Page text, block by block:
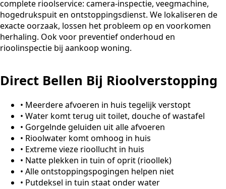
complete rioolservice: camera-inspectie, veegmachine,
hogedrukspuit en ontstoppingsdienst. We lokaliseren de
exacte oorzaak, lossen het probleem op en voorkomen
herhaling. Ook voor preventief onderhoud en
rioolinspectie bij aankoop woning.
Direct Bellen Bij Rioolverstopping
• Meerdere afvoeren in huis tegelijk verstopt
• Water komt terug uit toilet, douche of wastafel
• Gorgelnde geluiden uit alle afvoeren
• Rioolwater komt omhoog in huis
• Extreme vieze rioollucht in huis
• Natte plekken in tuin of oprit (rioollek)
• Alle ontstoppingspogingen helpen niet
• Putdeksel in tuin staat onder water